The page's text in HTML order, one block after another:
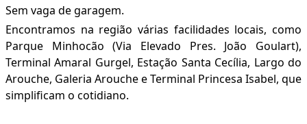
Sem vaga de garagem.
Encontramos na região várias facilidades locais, como
Parque Minhocão (Via Elevado Pres. João Goulart),
Terminal Amaral Gurgel, Estação Santa Cecília, Largo do
Arouche, Galeria Arouche e Terminal Princesa Isabel, que
simplificam o cotidiano.